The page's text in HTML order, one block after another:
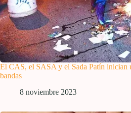
El CAS, el SASA y el Sada Patín inician
bandas
8 noviembre 2023